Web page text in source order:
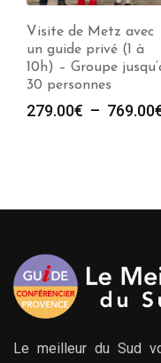
Visite de Saverne
un guide privé (1 à
10h) – Groupe
30 personnes
279.00€ – 769.00
Le meilleur du Sud